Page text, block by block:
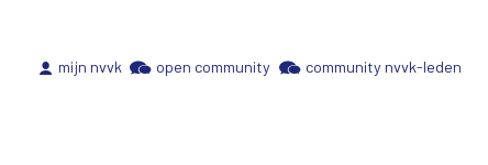
mijn nvvk open community community nvvk-leden